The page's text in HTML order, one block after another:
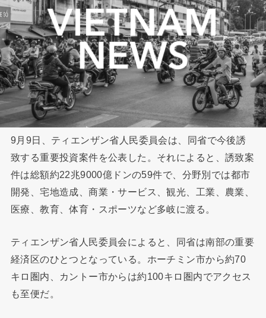
9月9日、ティエンザン省人民委員会は、同省で今後誘
致する重要投資案件を公表した。それによると、誘致案
件は総額約22兆9000億ドンの59件で、分野別では都市
開発、宅地造成、商業・サービス、観光、工業、農業、
医療、教育、体育・スポーツなど多岐に渡る。
ティエンザン省人民委員会によると、同省は南部の重要
経済区のひとつとなっている。ホーチミン市から約70
キロ圏内、カントー市からは約100キロ圏内でアクセス
も至便だ。